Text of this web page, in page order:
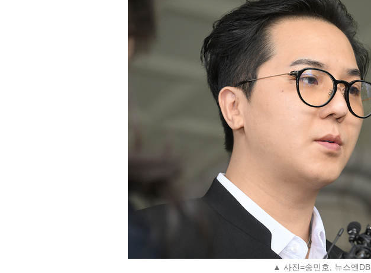
▲ 사진=송민호, 뉴스엔DB